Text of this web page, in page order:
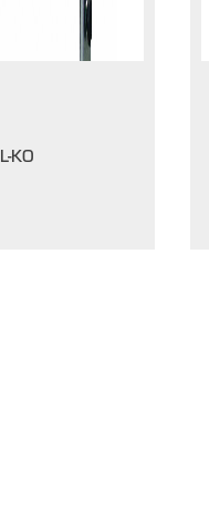
KO